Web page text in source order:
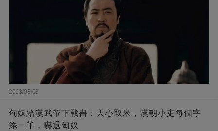
2023/08/03
匈奴給漢武帝下戰書：天心取米，漢朝小吏每個字
添一筆，嚇退匈奴